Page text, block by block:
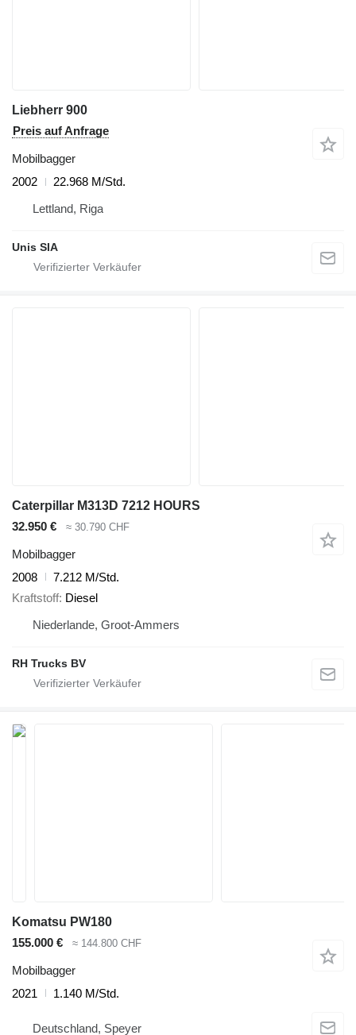
Liebherr 900
Preis auf Anfrage
Mobilbagger
2002
22.968 M/Std.
Lettland, Riga
Unis SIA
Caterpillar M313D 7212 HOURS
32.950 €
≈ 30.790 CHF
Mobilbagger
2008
7.212 M/Std.
Kraftstoff Diesel
Niederlande, Groot-Ammers
RH Trucks BV
Komatsu PW180
155.000 €
≈ 144.800 CHF
Mobilbagger
2021
1.140 M/Std.
Deutschland, Speyer